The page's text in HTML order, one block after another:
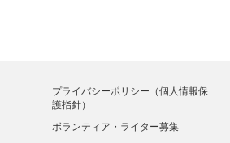
プライバシーポリシー（個人情報保
護指針）
ボランティア・ライター募集